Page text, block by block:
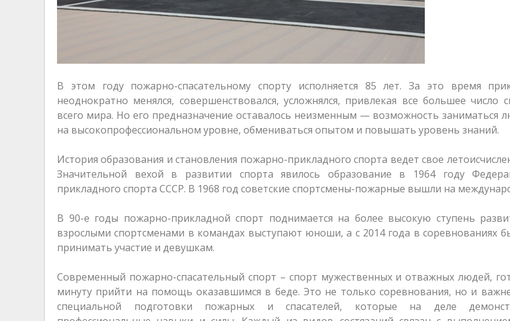
В этом году пожарно-спасательному спорту исполняется 85 лет. За это время
неоднократно менялся, совершенствовался, усложнялся, привлекая все большее число
всего мира. Но его предназначение оставалось неизменным — возможность заниматься
на высокопрофессиональном уровне, обмениваться опытом и повышать уровень знаний.
История образования и становления пожарно-прикладного спорта ведет свое
Значительной вехой в развитии спорта явилось образование в 1964 году
прикладного спорта СССР. В 1968 год советские спортсмены-пожарные вышли на
В 90-е годы пожарно-прикладной спорт поднимается на более высокую ступень
взрослыми спортсменами в командах выступают юноши, а с 2014 года в соревнованиях
принимать участие и девушкам.
Современный пожарно-спасательный спорт – спорт мужественных и отважных людей,
минуту прийти на помощь оказавшимся в беде. Это не только соревнования, но и
специальной подготовки пожарных и спасателей, которые на деле